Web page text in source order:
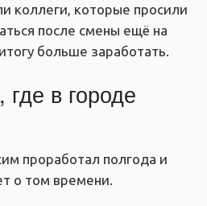
коллеги, которые просили
после смены ещё на
больше заработать.
в городе
проработал полгода и
о том времени.